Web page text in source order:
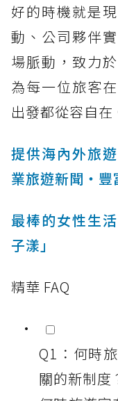
好的時機就是
動、公司夥伴
場脈動，致力
為每一位旅客
出發都從容自在
提供海內外旅
業旅遊新聞‧豐
最棒的女性生
子漾」
精華 FAQ
Q1：何時
關的新制度